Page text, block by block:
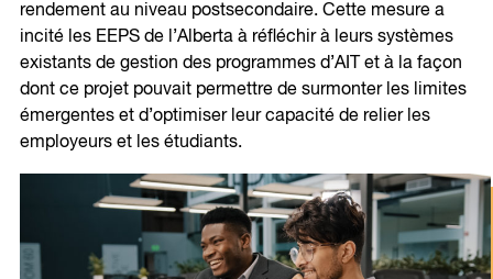
rendement au niveau postsecondaire. Cette mesure a
incité les EEPS de l’Alberta à réfléchir à leurs systèmes
existants de gestion des programmes d’AIT et à la façon
dont ce projet pouvait permettre de surmonter les limites
émergentes et d’optimiser leur capacité de relier les
employeurs et les étudiants.